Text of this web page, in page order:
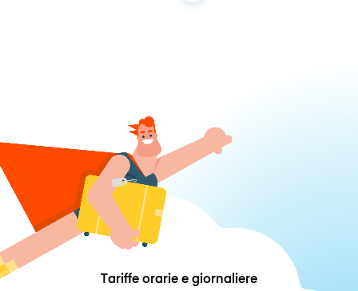
Tariffe orarie e giornaliere